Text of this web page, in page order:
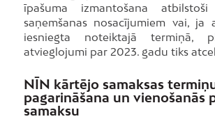
īpašuma izmantošana atbilstoši
saņemšanas nosacījumiem vai, ja
iesniegta noteiktajā termiņā,
atvieglojumi par 2023. gadu tiks
NĪN kārtējo samaksas
pagarināšana un vienošanās
samaksu